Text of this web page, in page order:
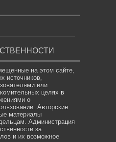
на этом сайте,
источников,
или
целях в
о
Авторские
материалы
Администрация
за
и их возможное